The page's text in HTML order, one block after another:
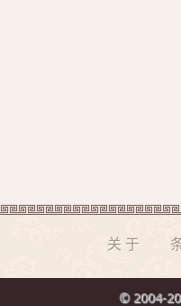
关于
© 2004-